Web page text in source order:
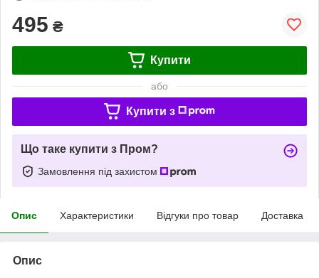
495 ₴
Купити
або
Купити з
Що таке купити з Пром?
Замовлення під захистом
Опис Характеристики Відгуки про товар Доставка
Опис